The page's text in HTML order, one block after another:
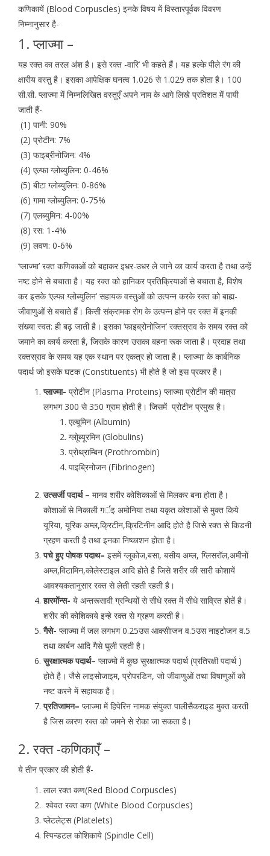
कणिकायें (Blood Corpuscles) इनके विषय में विस्तारपूर्वक विवरण
निम्नानुसार है-
1. प्लाज्मा –
यह रक्त का तरल अंश है। इसे रक्त -वारि’ भी कहते हैं। यह हल्के पीले रंग की
क्षारीय वस्तु है। इसका आपेक्षिक घनत्व 1.026 से 1.029 तक होता है। 100
सी.सी. प्लाज्मा में निम्नलिखित वस्तुएँ अपने नाम के आगे लिखे प्रतिशत में पायी
जाती हैं-
(1) पानी: 90%
(2) प्रोटीन: 7%
(3) फाइब्रीनोजिन: 4%
(4) एल्फा ग्लोब्युलिन: 0-46%
(5) बीटा ग्लोब्युलिन: 0-86%
(6) गामा ग्लोब्युलिन: 0-75%
(7) एलब्युमिन: 4-00%
(8) रस: 1-4%
(9) लवण: 0-6%
‘प्लाज्मा’ रक्त कणिकाओं को बहाकर इधर-उधर ले जाने का कार्य करता है तथा उन्हें
नष्ट होने से बचाता है। यह रक्त को हानिकर प्रतिक्रियाओं से बचाता है, विशेष
कर इसके ‘एल्फा ग्लोब्युलिन’ सहायक वस्तुओं को उत्पन्न करके रक्त को बाह्य-
जीवाणुओं से बचाते हैं। किसी संक्रामक रोग के उत्पन्न होने पर रक्त में इनकी
संख्या स्वत: ही बढ़ जाती है। इसका ‘फाइब्रोनोजिन’ रक्तस्राव के समय रक्त को
जमाने का कार्य करता है, जिसके कारण उसका बहना रूक जाता है। प्रदाह तथा
रक्तस्राव के समय यह एक स्थान पर एकत्र हो जाता है। प्लाज्मा’ के कार्बनिक
पदार्थ जो इसके घटक (Constituents) भी होते है जो इस प्रकार है।
प्लाज्मा- प्रोटीन (Plasma Proteins) प्लाज्मा प्रोटीन की मात्रा
लगभग 300 से 350 ग्राम होती है। जिसमें प्रोटीन प्रमुख है।
एल्बूमिन (Albumin)
ग्लोूब्यूरमिन (Globulins)
प्रोथ्राम्बिन (Prothrombin)
पाइब्रिनोजन (Fibrinogen)
उत्सर्जी पदार्थ – मानव शरीर कोशिकाओं से मिलकर बना होता है।
कोशाओं से निकाली गर्इ अमोनिया तथा यकृत कोशाओं से मुक्त किये
यूरिया, यूरिक अम्ल,क्रिटीन,क्रिटिनीन आदि होते है जिसे रक्त से किडनी
ग्रहण करती है तथा इनका निष्काशन होता है।
पचे हुए पोषक पदाथ– इसमें ग्लूकोज,बसा, बसीय अम्ल, ग्लिसरॉल,अमीनों
अम्ल,विटामिन,कोलेस्टाइल आदि होते है जिसे शरीर की सारी कोशायें
आवश्यकतानुसार रक्त से लेती रहती रहती है।
हारमोंन्स- ये अन्तरूसावी ग्रन्थियों से सीधे रक्त में सीधे साव्रित होतें है।
शरीर की कोशिकाये इन्हे रक्त से ग्रहण करती है।
गैसे- प्लाज्मा में जल लगभग 0.25उस आक्सीाजन व.5उस नाइटोजन व.5
तथा कार्बन आदि गैसे घुली रहती है।
सुरक्षात्मक पदार्थ– प्लाज्मो में कुछ सुरक्षात्मक पदार्थ (प्रतिरक्षी पदार्थ )
होते है। जैसे लाइसोजाइम, प्रोपरडिन, जो जीवाणुओं तथा विषाणुओं को
नष्ट करने में सहायक है।
प्रतिजामन– प्लाज्मा में हिपेरिन नामक संयुक्त पालीसैकराइड मुक्त करती
है जिस कारण रक्त को जमने से रोका जा सकता है।
2. रक्त -कणिकाएँ –
ये तीन प्रकार की होती हैं-
लाल रक्त कण(Red Blood Corpuscles)
श्वेवत रक्त कण (White Blood Corpuscles)
प्लेटलेट्स (Platelets)
स्पिन्डटल कोशिकाये (Spindle Cell)